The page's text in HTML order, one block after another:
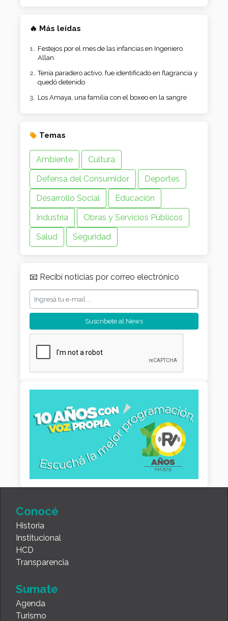
🔥 Más leídas
Festejos por el mes de las infancias en Ingeniero
Allan
Tenía paradero activo, fue identificado en flagrancia y
quedó detenido
Los Amaya, una familia con el boxeo en la sangre
Temas
Ambiente
Cultura
Defensa del Consumidor
Deportes
Desarrollo Social
Educación
Industria
Obras y Servicios Públicos
Salud
Seguridad
📧 Recibí noticias por correo electrónico
Conocé
Historia
Institucional
HCD
Transparencia
Sumate
Agenda
Turismo